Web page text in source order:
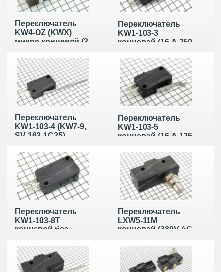
Переключатель
KW4-OZ (KWX)
микро концевой (3
планки
Переключатель
KW1-103-3
концевой (16 А 250
Переключатель
KW1-103-4 (KW7-9,
SV-163-1C25)
В) планка 50 мм
Переключатель
KW1-103-5
концевой (16 А 125
планкой 27 мм
Переключатель
KW1-103-8T
концевой без
Переключатель
LXW5-11M
концевой (380V AC
мм, без ролика